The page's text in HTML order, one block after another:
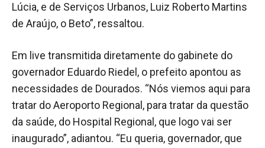
Lúcia, e de Serviços Urbanos, Luiz Roberto Martins
de Araújo, o Beto”, ressaltou.
Em live transmitida diretamente do gabinete do
governador Eduardo Riedel, o prefeito apontou as
necessidades de Dourados. “Nós viemos aqui para
tratar do Aeroporto Regional, para tratar da questão
da saúde, do Hospital Regional, que logo vai ser
inaugurado”, adiantou. “Eu queria, governador, que